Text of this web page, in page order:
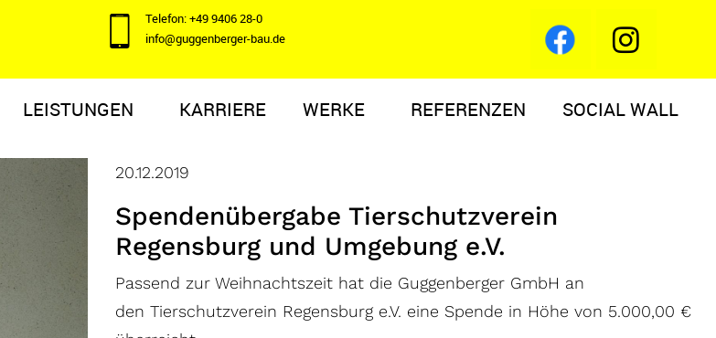
Telefon: +49 9406 28-0
info@guggenberger-bau.de
LEISTUNGEN KARRIERE WERKE REFERENZEN SOCIAL WALL
20.12.2019
Spendenübergabe Tierschutzverein
Regensburg und Umgebung e.V.
Passend zur Weihnachtszeit hat die Guggenberger GmbH an
den Tierschutzverein Regensburg e.V. eine Spende in Höhe von 5.000,00 €